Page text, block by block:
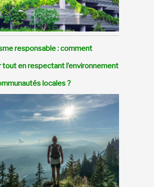
responsable : comment
en respectant l’environnement
locales ?